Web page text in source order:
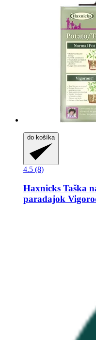
do košíka
4.5 (8)
Haxnicks Taška
paradajok